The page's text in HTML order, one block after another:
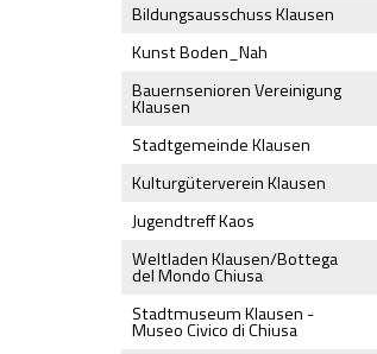
Bildungsausschuss Klausen
Kunst Boden_Nah
Bauernsenioren Vereinigung
Klausen
Stadtgemeinde Klausen
Kulturgüterverein Klausen
Jugendtreff Kaos
Weltladen Klausen/Bottega
del Mondo Chiusa
Stadtmuseum Klausen -
Museo Civico di Chiusa